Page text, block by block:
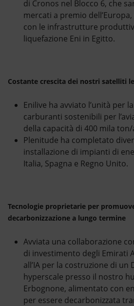
di Cronos nel Blocco 6, che
mercati a premio
con le infrastrutture
liquefazione Eni in Egitto.
Costante crescita dei nostri satelliti
Enilive ha avviato l’unità per
carburanti sostenibili per
della capacità di 400 mila
Plenitude ha completato
installazione di impianti di
Italia, Spagna e Regno Unito.
Tecnologie proprietarie per
decarbonizzazione a lungo termine
Avviata una collaborazione
di investimento degli Emirati
all’IA per la costruzione di un
hyperscale presso il nostro
Erbognone, alimentato con
per essere decarbonizzata